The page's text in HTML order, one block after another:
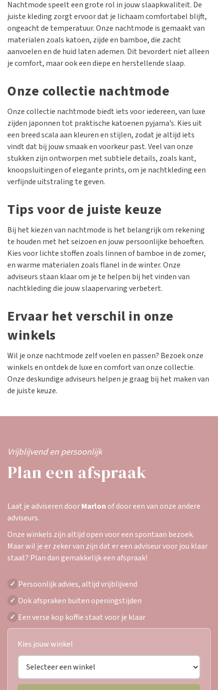
Nachtmode speelt een grote rol in jouw slaapkwaliteit. De
juiste kleding zorgt ervoor dat je lichaam comfortabel blijft,
ongeacht de temperatuur. Onze nachtmode is gemaakt van
materialen zoals katoen, zijde en bamboe, die zacht
aanvoelen en de huid laten ademen. Dit bevordert niet alleen
je comfort, maar ook een diepe en herstellende slaap.
Onze collectie nachtmode
Onze collectie nachtmode biedt iets voor iedereen, van luxe
zijden japonnen tot praktische katoenen pyjama’s. Kies uit
een breed scala aan kleuren en stijlen, zodat je altijd iets
vindt dat bij jouw smaak en voorkeur past. Veel van onze
stukken zijn ontworpen met subtiele details, zoals kant,
knoopsluitingen of elegante prints, om je nachtkleding een
verfijnde uitstraling te geven.
Tips voor de juiste keuze
Bij het kiezen van nachtmode is het belangrijk om rekening
te houden met het seizoen en jouw persoonlijke behoeften.
Kies voor lichte stoffen zoals linnen of bamboe in de zomer,
en warme materialen zoals flanel in de winter. Onze
adviseurs staan klaar om je te helpen bij het vinden van
nachtkleding die jouw slaapervaring verbetert.
Ervaar het verschil in onze
winkels
Wil je onze nachtmode zelf voelen en passen? Bezoek onze
winkels en ontdek de luxe en comfort van onze collectie.
Onze deskundige adviseurs helpen je graag bij het maken van
de juiste keuze.
Vrijblijvend en persoonlijk
Plan een afspraak
Laat je adviseren doorMarlon of door een van onze andere
adviseurs.
Onze winkels zijn altijd open voor een spontaan bezoek.
Maar wil je er zeker van zijn dat er een adviseur voor jou klaar
staat? Plan dan gemakkelijk een afspraak!
Kies jouw winkel
✓ Persoonlijk advies, altijd vrijblijvend
✓ Ook afspraken buiten openingstijden
✓ Een verse kop koffie staat voor je klaar